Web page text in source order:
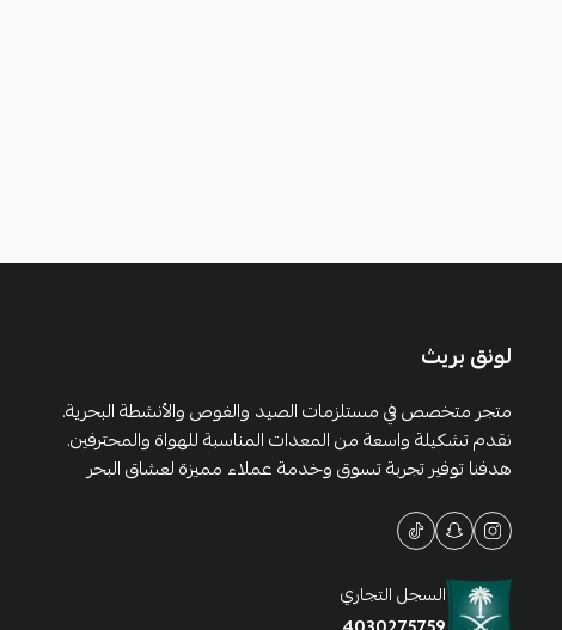
لونق بريث
متجر متخصص في مستلزمات الصيد والغوص والأنشطة البحرية.
نقدم تشكيلة واسعة من المعدات المناسبة للهواة والمحترفين.
هدفنا توفير تجربة تسوق وخدمة عملاء مميزة لعشاق البحر
السجل التجاري